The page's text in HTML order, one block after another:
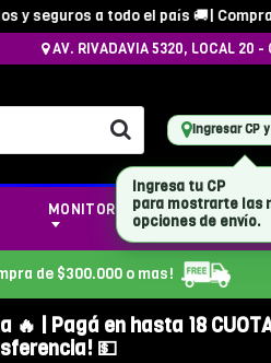
y seguros a todo el país 🚚| Compra
AV. RIVADAVIA 5320, LOCAL 20 -
Ingresar CP
MONITOR NOTEBOOK
de $300.000 o mas!
| Pagá en hasta 18
💵
Ingresa tu CP
para mostrarte las
opciones de envío.